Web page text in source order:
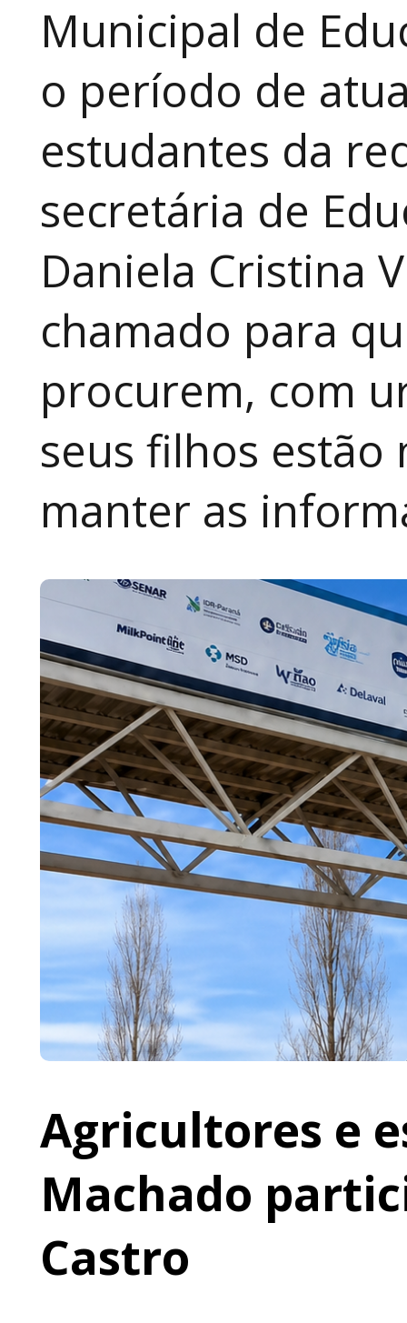
Municipal de
o período de
estudantes da
secretária de
Daniela Cristina
chamado para
procurem, com
seus filhos
manter as
Agricultores e
Machado
Castro